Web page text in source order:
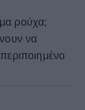
ρούχα;
να